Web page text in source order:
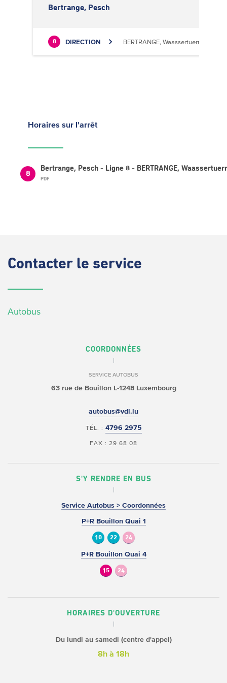
Bertrange, Pesch
8 DIRECTION BERTRANGE, Waassertuerm
Horaires sur l'arrêt
8
Bertrange, Pesch - Ligne 8 - BERTRANGE,
PDF
Contacter le service
Autobus
COORDONNÉES
SERVICE AUTOBUS
63 rue de BouillonL-1248 Luxembourg
autobus@vdl.lu
TÉL. : 4796 2975
FAX : 29 68 08
S'Y RENDRE EN BUS
Service Autobus > Coordonnées
P+R Bouillon Quai 1
10 22 24
P+R Bouillon Quai 4
15 24
HORAIRES D'OUVERTURE
Du lundi au samedi (centre d'appel)
8h à 18h